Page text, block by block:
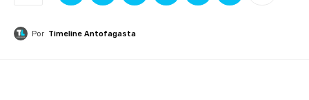
Por Timeline Antofagasta